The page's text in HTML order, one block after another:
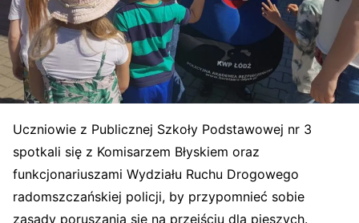
Uczniowie z Publicznej Szkoły Podstawowej nr 3
spotkali się z Komisarzem Błyskiem oraz
funkcjonariuszami Wydziału Ruchu Drogowego
radomszczańskiej policji, by przypomnieć sobie
zasady poruszania się na przejściu dla pieszych.